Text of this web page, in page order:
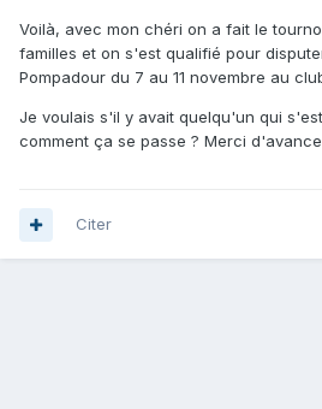
Voilà, avec mon chéri on a fait le
familles et on s'est qualifié pour
Pompadour du 7 au 11 novembre au
Je voulais s'il y avait quelqu'un qui
comment ça se passe ? Merci d'avance
Citer